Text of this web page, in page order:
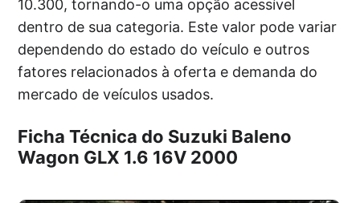
10.300, tornando-o uma opção acessível
dentro de sua categoria. Este valor pode variar
dependendo do estado do veículo e outros
fatores relacionados à oferta e demanda do
mercado de veículos usados.
Ficha Técnica do Suzuki Baleno
Wagon GLX 1.6 16V 2000